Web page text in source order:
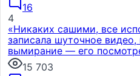
16
4
«Никаких сашими, все
записала шуточное
вымирание — его
15 703